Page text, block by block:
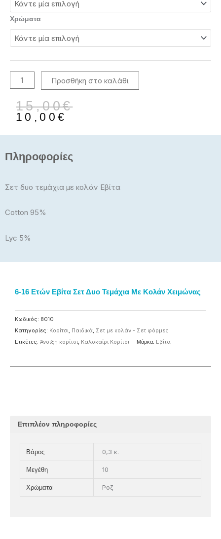
Χρώματα
Ετών
Εβίτα
δυο
τεμάχια
με
κολάν
Χειμώνας
ποσότητα
Προσθήκη στο καλάθι
15,00€
Original
price
was:
15,00€.
10,00 €
Η
τρέχουσα
τιμή
είναι:
10,00€.
Πληροφορίες
Σετ δυο τεμάχια με κολάν Εβίτα
Cotton 95%
Lyc 5%
6-16 Ετών Εβίτα Σετ Δυο Τεμάχια Με Κολάν Χειμώνας
Κωδικός: 8010
Κατηγορίες: Κορίτσι, Παιδικά, Σετ με κολάν - Σετ φόρμες
Ετικέτες: Άνοιξη κορίτσι, Καλοκαίρι Κορίτσι Μάρκα: Eβίτα
Επιπλέον πληροφορίες
Βάρος 0,3 κ.
Μεγέθη 10
Χρώματα Ροζ